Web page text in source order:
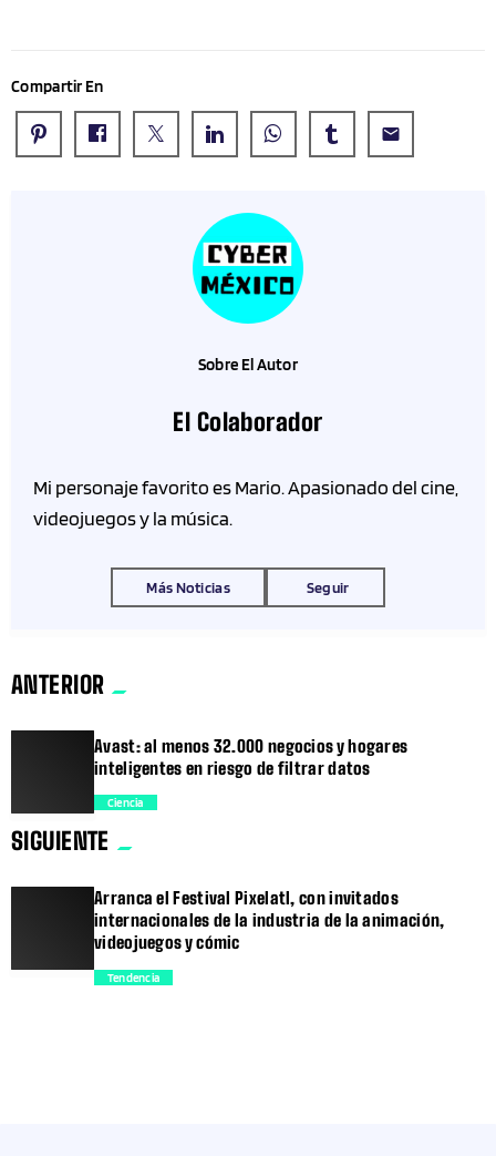
Compartir En
email
Sobre El Autor
El Colaborador
Mi personaje favorito es Mario. Apasionado del cine,
videojuegos y la música.
Más Noticias Seguir
ANTERIOR
trending_flat
Avast: al menos 32.000 negocios y hogares
inteligentes en riesgo de filtrar datos
Ciencia
SIGUIENTE
Arranca el Festival Pixelatl, con invitados
internacionales de la industria de la animación,
videojuegos y cómic
Tendencia